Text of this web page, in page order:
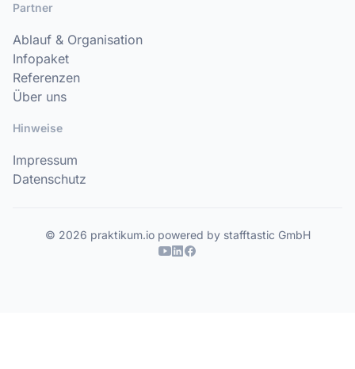
Partner
Ablauf & Organisation
Infopaket
Referenzen
Über uns
Hinweise
Impressum
Datenschutz
© 2026 praktikum.io powered by stafftastic GmbH